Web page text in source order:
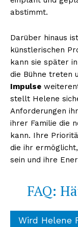
abstimmt.
Darüber hinaus
künstlerischen
kann sie später
die Bühne treten
Impulse
stellt Helene
Anforderungen
ihrer Familie die
kann. Ihre
die ihr
sein und ihre
FAQ:
Wird Helene